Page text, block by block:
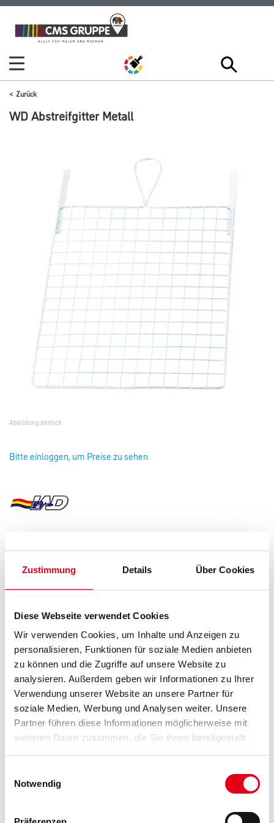
Zustimmung Details Über Cookies
Diese Webseite verwendet Cookies
Wir verwenden Cookies, um Inhalte und Anzeigen zu
personalisieren, Funktionen für soziale Medien anbieten
zu können und die Zugriffe auf unsere Website zu
analysieren. Außerdem geben wir Informationen zu Ihrer
Verwendung unserer Website an unsere Partner für
soziale Medien, Werbung und Analysen weiter. Unsere
Partner führen diese Informationen möglicherweise mit
weiteren Daten zusammen, die Sie ihnen bereitgestellt
Notwendig
Zum
Inhalt
Zum
Navigationsmenü
Zurück
WD Abstreifgitter Metall
Abbildung ähnlich
Bitte einloggen, um Preise zu sehen
WD Abstreifgitter Metall 22x30cm
Art-Nr.:4086-006034
Länge in Millimeter
Breite in millimeter